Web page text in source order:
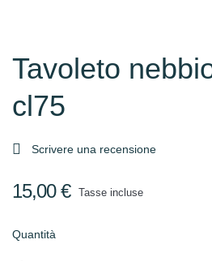
Tavoleto
cl75
 Scrivere una recensione
15,00 € Tasse incluse
Quantità